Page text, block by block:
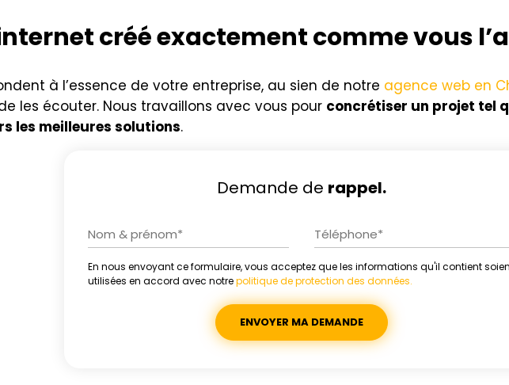
créé exactement comme vous
à l’essence de votre entreprise, au sien de notre agence web en
les écouter. Nous travaillons avec vous pour concrétiser un projet tel
les meilleures solutions.
Demande de rappel.
En nous envoyant ce formulaire, vous acceptez que les informations qu'il contient
utilisées en accord avec notrepolitique de protection des données.
Alternative: